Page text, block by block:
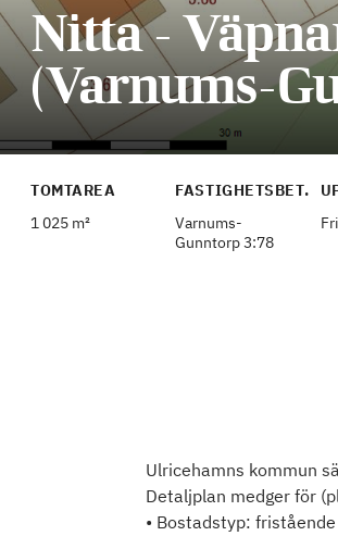
Nitta -
(Varnums-
TOMTAREA
1 025 m²
FASTIGHETSBET.
Varnums-
Gunntorp 3:78
Ulricehamns kommun
Detaljplan medger för
• Bostadstyp: